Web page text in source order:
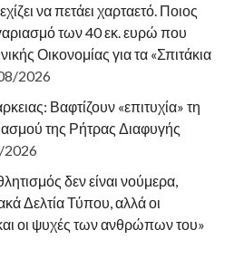
να πετάει χαρταετό. Ποιος
των 40 εκ. ευρώ που
Οικονομίας για τα «Σπιτάκια
2026
Βαφτίζουν «επιτυχία» τη
της Ρήτρας Διαφυγής
δεν είναι νούμερα,
Δελτία Τύπου, αλλά οι
οι ψυχές των ανθρώπων του»